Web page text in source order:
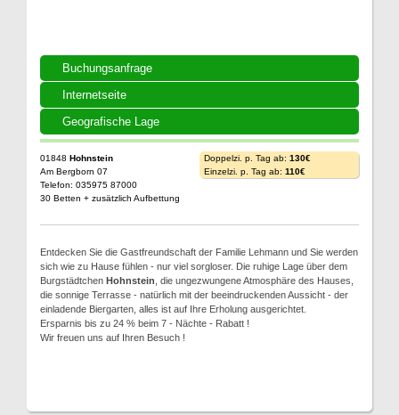
Buchungsanfrage
Internetseite
Geografische Lage
01848 Hohnstein
Am Bergborn 07
Telefon: 035975 87000
30 Betten + zusätzlich Aufbettung
Doppelzi. p. Tag ab: 130€
Einzelzi. p. Tag ab: 110€
Entdecken Sie die Gastfreundschaft der Familie Lehmann und Sie werden
sich wie zu Hause fühlen - nur viel sorgloser. Die ruhige Lage über dem
Burgstädtchen Hohnstein , die ungezwungene Atmosphäre des Hauses,
die sonnige Terrasse - natürlich mit der beeindruckenden Aussicht - der
einladende Biergarten, alles ist auf Ihre Erholung ausgerichtet.
Ersparnis bis zu 24 % beim 7 - Nächte - Rabatt !
Wir freuen uns auf Ihren Besuch !